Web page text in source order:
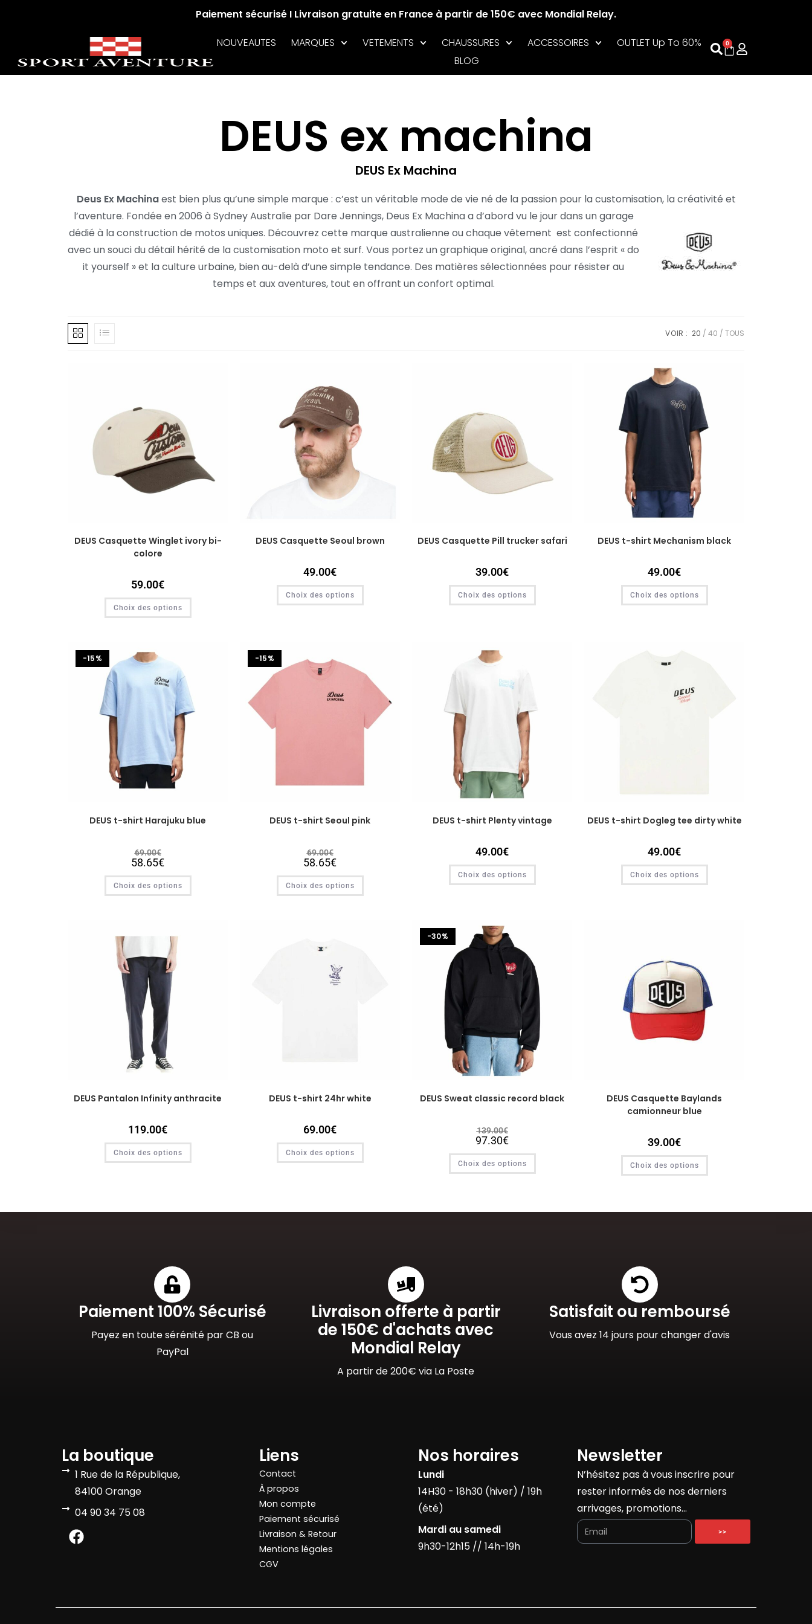
Paiement sécurisé I Livraison gratuite en France à partir de 150€ avec Mondial Relay.
NOUVEAUTES MARQUES VETEMENTS CHAUSSURES ACCESSOIRES
OUTLET Up To 60%
BLOG
0
DEUS ex machina
DEUS Ex Machina
Deus Ex Machinaest bien plus qu’une simple marque : c’est un véritable mode de vie né de la passion pour la customisation, la créativité et
l’aventure. Fondée en 2006 à Sydney Australie par Dare Jennings, Deus Ex Machina a d’abord vu le jour dans un garage
dédié à la construction de motos uniques. Découvrez cette marque australienne ou chaque vêtement est confectionné
avec un souci du détail hérité de la customisation moto et surf. Vous portez un graphique original, ancré dans l’esprit « do
it yourself » et la culture urbaine, bien au-delà d’une simple tendance. Des matières sélectionnées pour résister au
temps et aux aventures, tout en offrant un confort optimal.
VOIR : 20 40 TOUS
DEUS Casquette Winglet ivory bi-
colore
59.00€
Choix des options
DEUS Casquette Seoul brown
49.00€
Choix des options
DEUS Casquette Pill trucker safari
39.00€
Choix des options
DEUS t-shirt Mechanism black
49.00€
Choix des options
-15%
DEUS t-shirt Harajuku blue
69.00€
58.65€
Choix des options
-15%
DEUS t-shirt Seoul pink
69.00€
58.65€
Choix des options
DEUS t-shirt Plenty vintage
49.00€
Choix des options
DEUS t-shirt Dogleg tee dirty white
49.00€
Choix des options
DEUS Pantalon Infinity anthracite
119.00€
Choix des options
DEUS t-shirt 24hr white
69.00€
Choix des options
-30%
DEUS Sweat classic record black
139.00€
97.30€
Choix des options
DEUS Casquette Baylands
camionneur blue
39.00€
Choix des options
Paiement 100% Sécurisé
Payez en toute sérénité par CB ou
PayPal
Livraison offerte à partir
de 150€ d'achats avec
Mondial Relay
A partir de 200€ via La Poste
Satisfait ou remboursé
Vous avez 14 jours pour changer d'avis
La boutique
1 Rue de la République,
84100 Orange
04 90 34 75 08
Liens
Contact
À propos
Mon compte
Paiement sécurisé
Livraison & Retour
Mentions légales
CGV
Nos horaires
Lundi
14H30 - 18h30 (hiver) / 19h
(été)
Mardi au samedi
9h30-12h15 // 14h-19h
Newsletter
N’hésitez pas à vous inscrire pour
rester informés de nos derniers
arrivages, promotions…
>>